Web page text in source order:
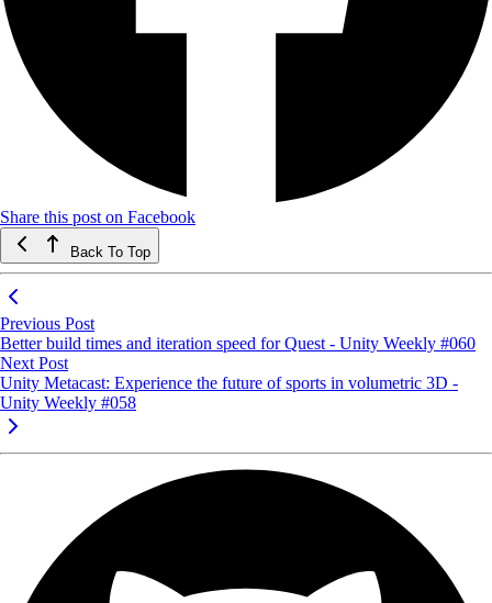
Share this post on Facebook
Back To Top
Previous Post
Better build times and iteration speed for Quest - Unity Weekly #060
Next Post
Unity Metacast: Experience the future of sports in volumetric 3D -
Unity Weekly #058